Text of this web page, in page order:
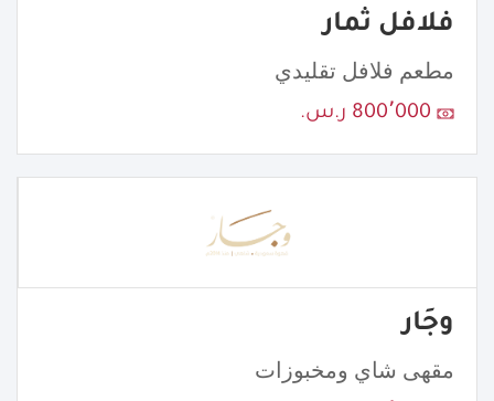
فلافل ثمار
مطعم فلافل تقليدي
800٬000 ر.س.
وجَار
مقهى شاي ومخبوزات